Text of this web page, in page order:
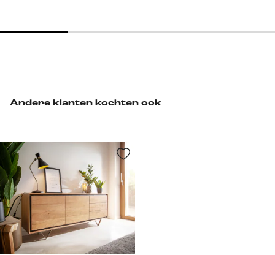
Andere klanten kochten ook